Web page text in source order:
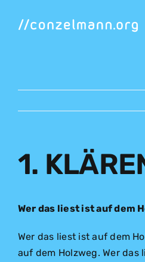
Inhalt
1.
Wer das liest ist auf dem
Wer das liest ist auf dem
auf dem Holzweg. Wer das